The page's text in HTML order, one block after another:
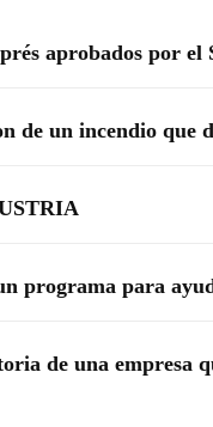
aprobados por el
de un incendio que
programa para
de una empresa